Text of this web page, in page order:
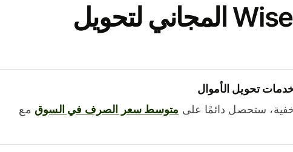
نزّل تطبيق Wise المجاني لتحويل
تحويل الأموال
ستحصل دائمًا على متوسط ​​سعر الصرف في السوق مع